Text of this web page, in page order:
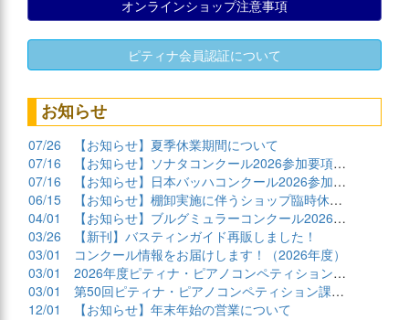
オンラインショップ注意事項
ピティナ会員認証について
お知らせ
07/26
【お知らせ】夏季休業期間について
07/16
【お知らせ】ソナタコンクール2026参加要項公開
07/16
【お知らせ】日本バッハコンクール2026参加要項公開
06/15
【お知らせ】棚卸実施に伴うショップ臨時休業について
04/01
【お知らせ】ブルグミュラーコンクール2026課題曲公開
03/26
【新刊】バスティンガイド再販しました！
03/01
コンクール情報をお届けします！（2026年度）
03/01
2026年度ピティナ・ピアノコンペティション課題曲商品
03/01
第50回ピティナ・ピアノコンペティション課題曲公開！
12/01
【お知らせ】年末年始の営業について